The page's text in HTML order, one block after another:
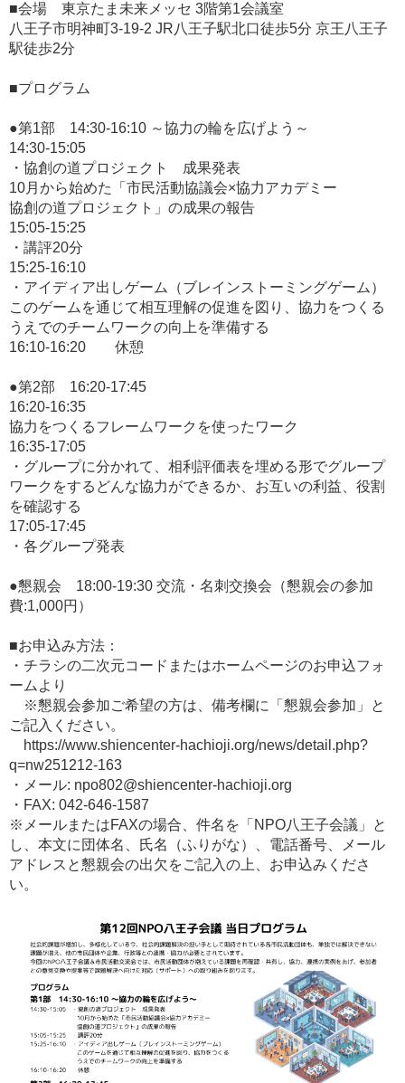
■会場 東京たま未来メッセ 3階第1会議室
八王子市明神町3-19-2 JR八王子駅北口徒歩5分 京王八王子
駅徒歩2分
■プログラム
●第1部 14:30-16:10 ～協力の輪を広げよう～
14:30-15:05
・協創の道プロジェクト 成果発表
10月から始めた「市民活動協議会×協力アカデミー
協創の道プロジェクト」の成果の報告
15:05-15:25
・講評20分
15:25-16:10
・アイディア出しゲーム（ブレインストーミングゲーム）
このゲームを通じて相互理解の促進を図り、協力をつくる
うえでのチームワークの向上を準備する
16:10-16:20 休憩
●第2部 16:20-17:45
16:20-16:35
協力をつくるフレームワークを使ったワーク
16:35-17:05
・グループに分かれて、相利評価表を埋める形でグループ
ワークをするどんな協力ができるか、お互いの利益、役割
を確認する
17:05-17:45
・各グループ発表
●懇親会 18:00-19:30 交流・名刺交換会（懇親会の参加
費:1,000円）
■お申込み方法：
・チラシの二次元コードまたはホームページのお申込フォ
ームより
※懇親会参加ご希望の方は、備考欄に「懇親会参加」と
ご記入ください。
https://www.shiencenter-hachioji.org/news/detail.php?
q=nw251212-163
・メール: npo802@shiencenter-hachioji.org
・FAX: 042-646-1587
※メールまたはFAXの場合、件名を「NPO八王子会議」と
し、本文に団体名、氏名（ふりがな）、電話番号、メール
アドレスと懇親会の出欠をご記入の上、お申込みくださ
い。